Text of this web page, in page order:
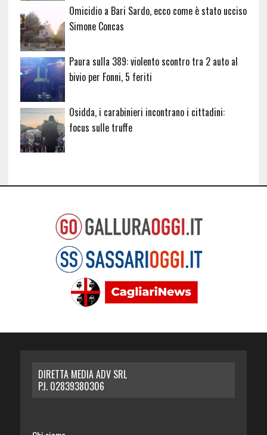
Omicidio a Bari Sardo, ecco come è stato ucciso
Simone Concas
Paura sulla 389: violento scontro tra 2 auto al
bivio per Fonni, 5 feriti
Osidda, i carabinieri incontrano i cittadini:
focus sulle truffe
DIRETTA MEDIA ADV SRL
P.I. 02839380306